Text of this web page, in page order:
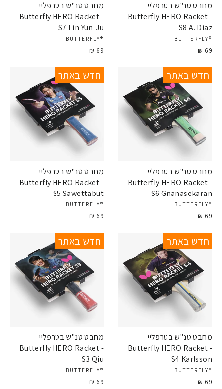
מחבט טנ"ש בטרפליי
Butterfly HERO Racket -
S8 A. Diaz
®BUTTERFLY
69 ₪
מחבט טנ"ש בטרפליי
Butterfly HERO Racket -
S7 Lin Yun-Ju
®BUTTERFLY
69 ₪
חדש באתר
מחבט טנ"ש בטרפליי
Butterfly HERO Racket -
S6 Gnanasekaran
®BUTTERFLY
69 ₪
חדש באתר
מחבט טנ"ש בטרפליי
Butterfly HERO Racket -
S5 Sawettabut
®BUTTERFLY
69 ₪
חדש באתר
מחבט טנ"ש בטרפליי
Butterfly HERO Racket -
S4 Karlsson
®BUTTERFLY
69 ₪
חדש באתר
מחבט טנ"ש בטרפליי
Butterfly HERO Racket -
S3 Qiu
®BUTTERFLY
69 ₪